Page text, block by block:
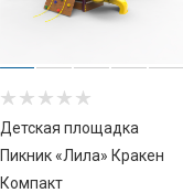
Детская площадка
Пикник «Лила» Кракен
Компакт